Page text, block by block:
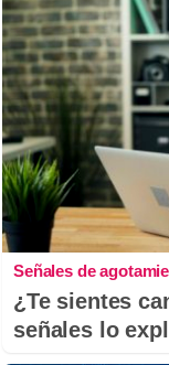
Señales de
¿Te sientes
señales lo